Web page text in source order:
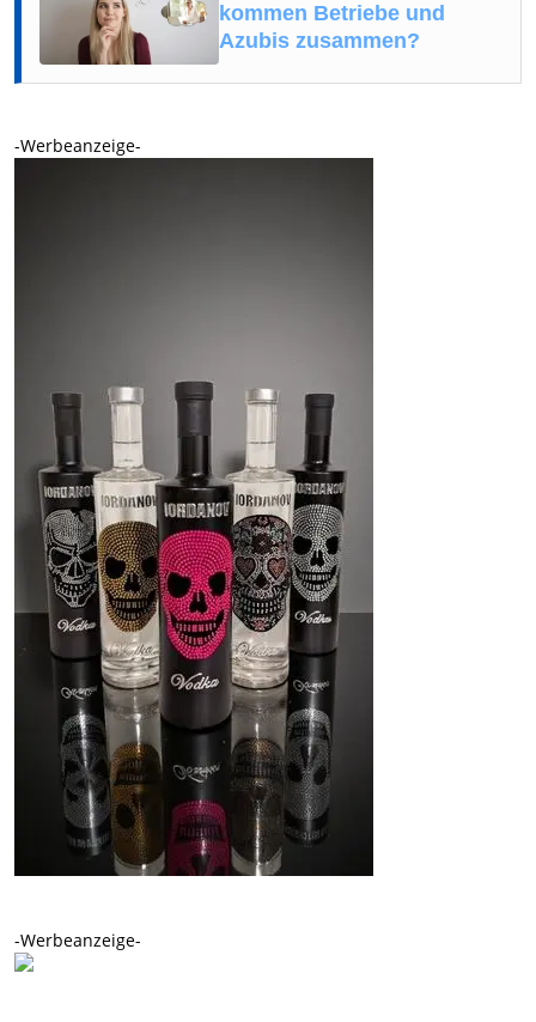
kommen Betriebe und
Azubis zusammen?
-Werbeanzeige-
-Werbeanzeige-